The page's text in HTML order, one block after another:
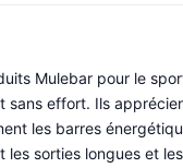
Mulebar pour le
effort. Ils
les barres
sorties longues et